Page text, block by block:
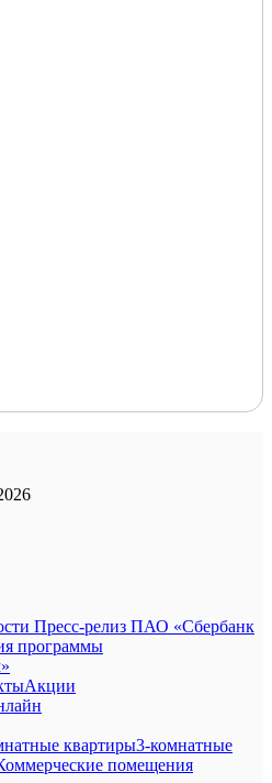
Пресс-релиз ПАО «Сбербанк
программы
Акции
квартиры3-комнатные
помещения